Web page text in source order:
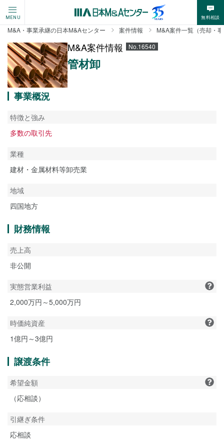
MENU 無料相談
M&A・事業承継の日本M&Aセンター 案件情報 M&A案件一覧（売却・
M&A案件情報 No.16540
管材卸
事業概況
特徴と強み
多数の取引先
業種
建材・金属材料等卸売業
地域
四国地方
財務情報
売上高
非公開
実態営業利益
2,000万円～5,000万円
時価純資産
1億円～3億円
譲渡条件
希望金額
（応相談）
引継ぎ条件
応相談